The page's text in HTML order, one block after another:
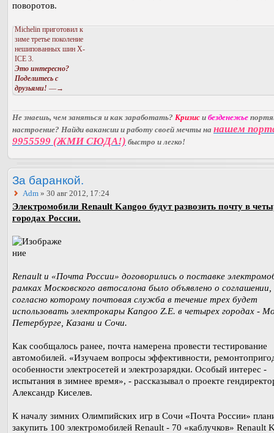
поворотов.
Michelin приготовил к
зиме третье поколение
нешипованных шин X-
ICE 3.
Это интересно?
Поделитесь с
друзьями! —→
Не знаешь, чем заняться и как заработать? Кризис и безденежье
настроение? Найди вакансии и работу своей мечты на нашем
9955599 (ЖМИ СЮДА!) быстро и легко!
За баранкой.
Adm » 30 авг 2012, 17:24
Электромобили Renault Kangoo будут развозить почту в
городах России.
Renault и «Почта России» договорились о поставке
рамках Московского автосалона было объявлено о соглашении,
согласно которому почтовая служба в течение трех будет
использовать электрокары Kangoo Z.E. в четырех городах -
Петербурге, Казани и Сочи.
Как сообщалось ранее, почта намерена провести тестирование
автомобилей. «Изучаем вопросы эффективности,
особенности электросетей и электрозарядки. Особый интерес -
испытания в зимнее время», - рассказывал о проекте
Александр Киселев.
К началу зимних Олимпийских игр в Сочи «Почта России»
закупить 100 электромобилей Renault - 70 «каблучков» Renault